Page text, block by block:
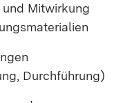
Mitwirkung
Durchführung)